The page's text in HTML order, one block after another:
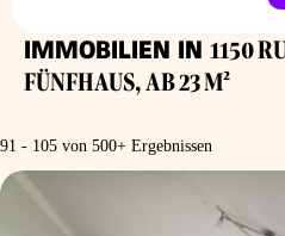
IMMOBILIEN IN 1150
FÜNFHAUS, AB 23 M²
91 - 105 von 500+ Ergebnissen